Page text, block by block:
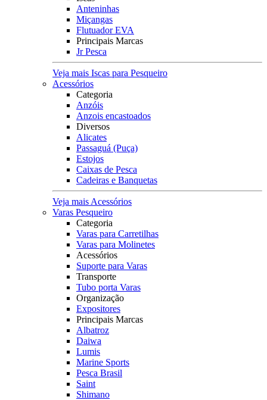
Anteninhas
Miçangas
Flutuador EVA
Principais Marcas
Jr Pesca
Veja mais Iscas para Pesqueiro
Acessórios
Categoria
Anzóis
Anzois encastoados
Diversos
Alicates
Passaguá (Puça)
Estojos
Caixas de Pesca
Cadeiras e Banquetas
Veja mais Acessórios
Varas Pesqueiro
Categoria
Varas para Carretilhas
Varas para Molinetes
Acessórios
Suporte para Varas
Transporte
Tubo porta Varas
Organização
Expositores
Principais Marcas
Albatroz
Daiwa
Lumis
Marine Sports
Pesca Brasil
Saint
Shimano